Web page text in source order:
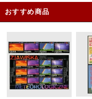
おすすめ商品